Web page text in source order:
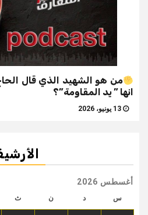
من هو الشهيد الذي قال
انها ” يد المقاومة”؟
أغسطس 2026
س د ن ث